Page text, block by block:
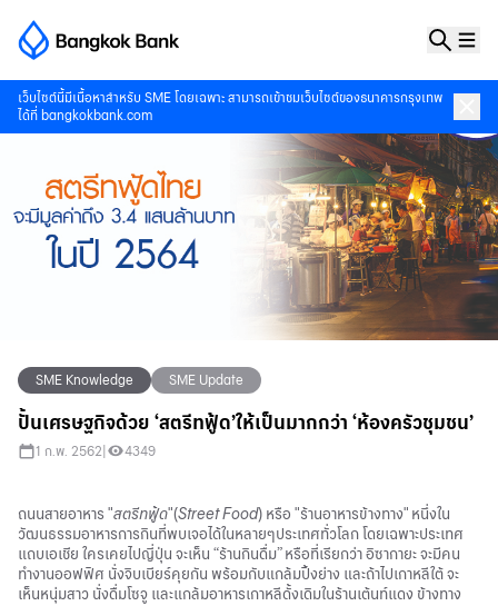
เว็บไซต์นี้มีเนื้อหาสำหรับ SME โดยเฉพาะ สามารถเข้าชมเว็บไซต์ของธนาคารกรุงเทพ
ได้ที่ bangkokbank.com
SME Knowledge SME Update
ปั้นเศรษฐกิจด้วย ‘สตรีทฟู้ด’ให้เป็นมากกว่า ‘ห้องครัวชุมชน’
1 ก.พ. 2562 4349
ถนนสายอาหาร "สตรีทฟู้ด"(Street Food) หรือ "ร้านอาหารข้างทาง" หนึ่งใน
วัฒนธรรมอาหารการกินที่พบเจอได้ในหลายๆประเทศทั่วโลก โดยเฉพาะประเทศ
แถบเอเชีย ใครเคยไปญี่ปุ่น จะเห็น “ร้านกินดื่ม” หรือที่เรียกว่า อิซากายะ จะมีคน
ทำงานออฟฟิศ นั่งจิบเบียร์คุยกัน พร้อมกับแกล้มปิ้งย่าง และถ้าไปเกาหลีใต้ จะ
เห็นหนุ่มสาว นั่งดื่มโซจู และแกล้มอาหารเกาหลีดั้งเดิมในร้านเต้นท์แดง ข้างทาง